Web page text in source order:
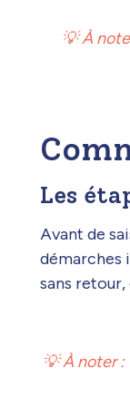
💡 À
Les
Avant de
démarches
sans retour,
💡 À noter